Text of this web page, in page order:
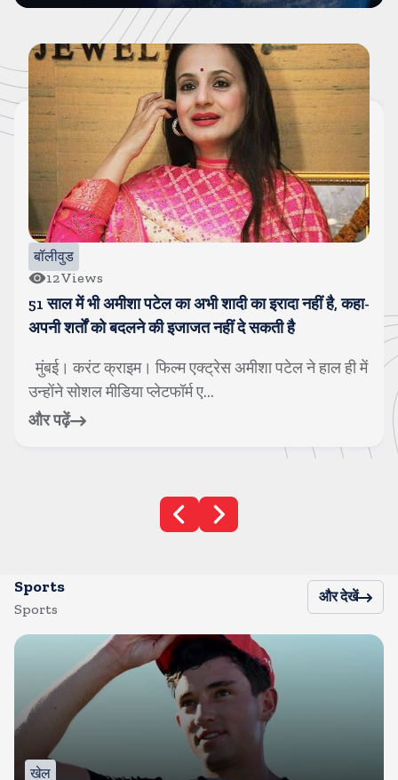
बॉलीवुड
12Views
51 साल में भी अमीशा पटेल का अभी शादी का इरादा नहीं है, कहा-
अपनी शर्तों को बदलने की इजाजत नहीं दे सकती है
मुंबई। करंट क्राइम। फिल्म एक्ट्रेस अमीशा पटेल ने हाल ही में
उन्होंने सोशल मीडिया प्लेटफॉर्म ए...
और पढ़ें
Sports
Sports
और देखें
खेल